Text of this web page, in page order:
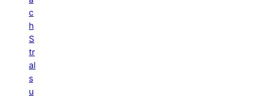
c
h
S
tr
al
s
u